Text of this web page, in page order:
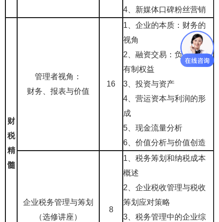
4、新媒体口碑粉丝营销
财
税
精
髓
管理者视角：
财务、报表与价值
16
1、企业的本质：财务的
视角
2、融资交易：负债和所
有制权益
3、投资与资产
4、营运资本与利润的形
成
5、现金流量分析
6、价值分析与价值创造
企业税务管理与筹划
（选修讲座）
8
1、税务筹划和纳税成本
概述
2 、企业税收管理与税收
筹划应对策略
3、税务管理中的企业综